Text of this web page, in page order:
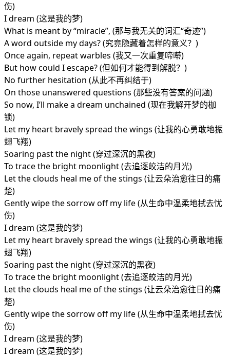
伤)
I dream (这是我的梦)
What is meant by “miracle”, (那与我无关的词汇“奇迹”)
A word outside my days? (究竟隐藏着怎样的意义？)
Once again, repeat warbles (我又一次重复啼啭)
But how could I escape? (但如何才能得到解脱？)
No further hesitation (从此不再纠结于)
On those unanswered questions (那些没有答案的问题)
So now, I’ll make a dream unchained (现在我解开梦的枷
锁)
Let my heart bravely spread the wings (让我的心勇敢地振
翅飞翔)
Soaring past the night (穿过深沉的黑夜)
To trace the bright moonlight (去追逐皎洁的月光)
Let the clouds heal me of the stings (让云朵治愈往日的痛
楚)
Gently wipe the sorrow off my life (从生命中温柔地拭去忧
伤)
I dream (这是我的梦)
Let my heart bravely spread the wings (让我的心勇敢地振
翅飞翔)
Soaring past the night (穿过深沉的黑夜)
To trace the bright moonlight (去追逐皎洁的月光)
Let the clouds heal me of the stings (让云朵治愈往日的痛
楚)
Gently wipe the sorrow off my life (从生命中温柔地拭去忧
伤)
I dream (这是我的梦)
I dream (这是我的梦)